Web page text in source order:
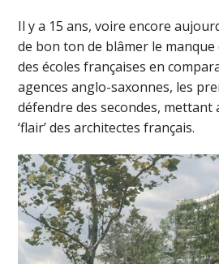
Il y a 15 ans, voire encore
de bon ton de blâmer le
des écoles françaises en
agences anglo-saxonnes, les
défendre des secondes, mettant
‘flair’ des architectes français.